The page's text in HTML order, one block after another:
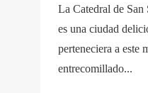
La Catedral de
es una ciudad
perteneciera a este
entrecomillado...